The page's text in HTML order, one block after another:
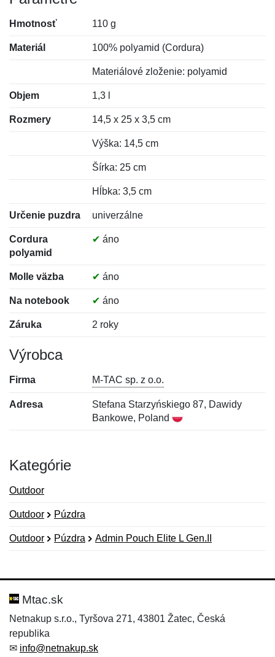
Hmotnosť 110 g
Materiál 100% polyamid (Cordura)
Materiálové zloženie: polyamid
Objem 1,3 l
Rozmery 14,5 x 25 x 3,5 cm
Výška: 14,5 cm
Šírka: 25 cm
Hĺbka: 3,5 cm
Určenie puzdra univerzálne
Cordura
polyamid
✔ áno
Molle väzba ✔ áno
Na notebook ✔ áno
Záruka 2 roky
Výrobca
Firma M-TAC sp. z o.o.
Adresa
Stefana Starzyńskiego 87, Dawidy
Bankowe, Poland
Kategórie
Outdoor
Outdoor Púzdra
Outdoor Púzdra Admin Pouch Elite L Gen.II
Hodnotenie:
Meno:*
Meno:
E-mail:*
Mtac.sk
Netnakup s.r.o., Tyršova 271, 43801 Žatec, Česká
republika
✉ info@netnakup.sk